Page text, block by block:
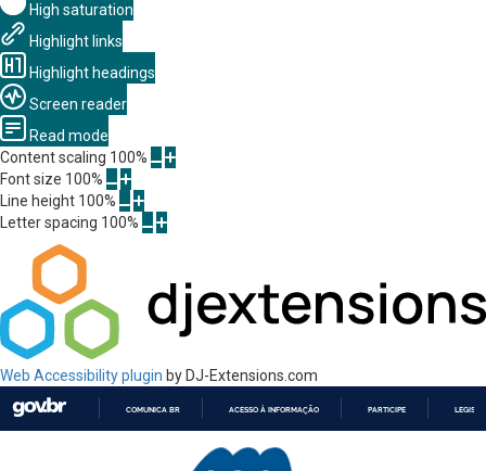
High saturation
Highlight links
Highlight headings
Screen reader
Read mode
Content scaling 100%
Font size 100%
Line height 100%
Letter spacing 100%
Web Accessibility plugin by DJ-Extensions.com
PARA
COMUNICA BR ACESSO À INFORMAÇÃO PARTICIPE